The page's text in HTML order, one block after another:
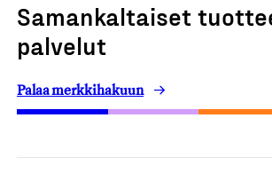
Samankaltaiset
palvelut
Palaa merkkihakuun